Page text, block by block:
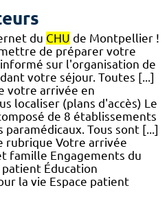
du CHU de Montpellier !
de préparer votre
sur l'organisation de
votre séjour. Toutes [...]
votre arrivée en
localiser (plans d'accès) Le
de 8 établissements
Tous sont [...]
rubrique Votre arrivée
famille Engagements du
Éducation
la vie Espace patient